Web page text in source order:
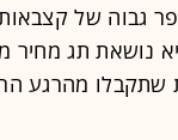
גבוה של קצבאות
תג מחיר
שתקבלו מהרגע